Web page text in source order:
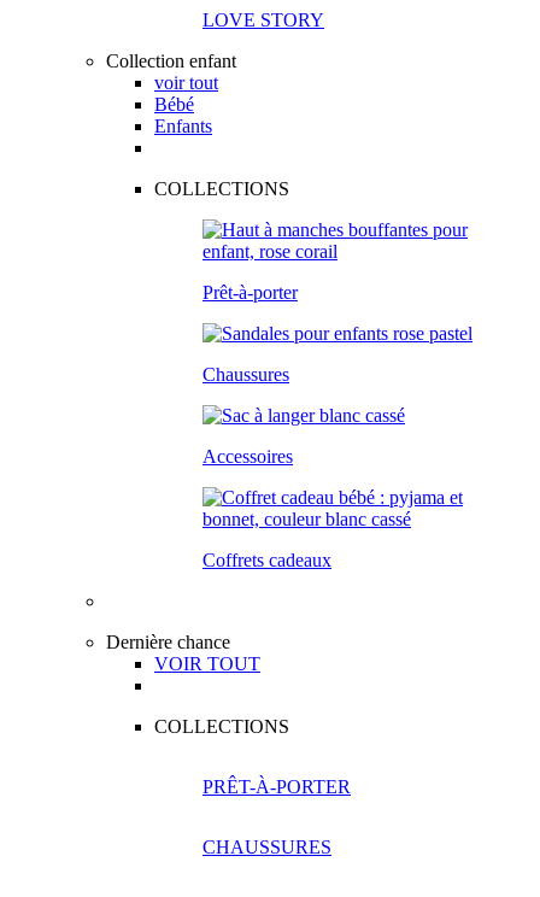
LOVE STORY
Collection enfant
voir tout
Bébé
Enfants
COLLECTIONS
Prêt-à-porter
Chaussures
Accessoires
Coffrets cadeaux
Dernière chance
VOIR TOUT
COLLECTIONS
PRÊT-À-PORTER
CHAUSSURES